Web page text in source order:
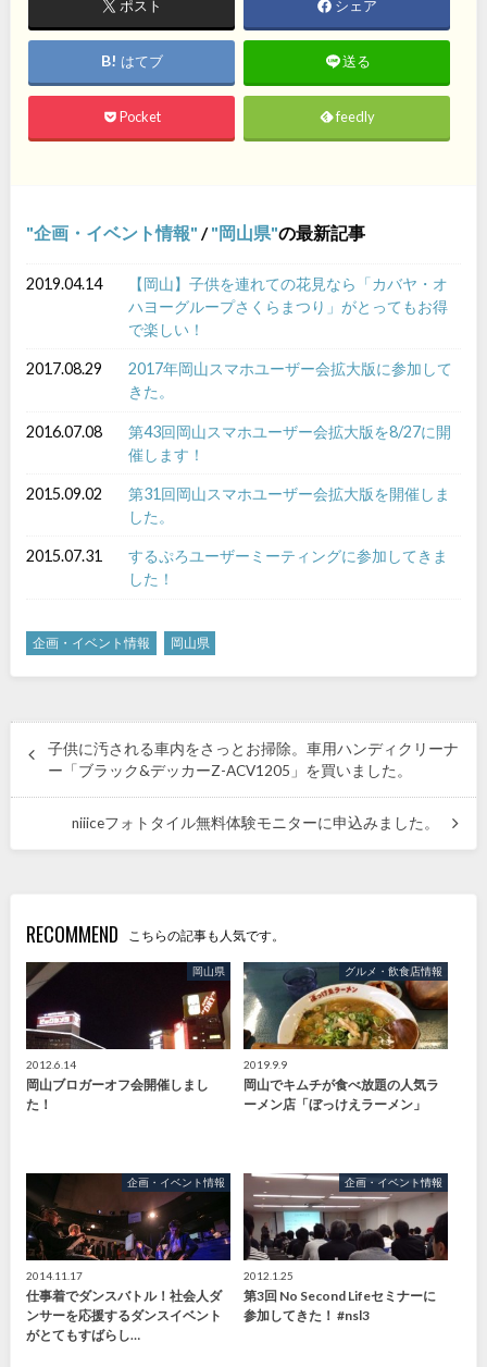
ポスト シェア
はてブ 送る
Pocket feedly
企画・イベント情報 / 岡山県 の最新記事
2019.04.14
【岡山】子供を連れての花見なら「カバヤ・オ
ハヨーグループさくらまつり」がとってもお得
で楽しい！
2017.08.29
2017年岡山スマホユーザー会拡大版に参加して
きた。
2016.07.08
第43回岡山スマホユーザー会拡大版を8/27に開
催します！
2015.09.02
第31回岡山スマホユーザー会拡大版を開催しま
した。
2015.07.31
するぷろユーザーミーティングに参加してきま
した！
企画・イベント情報 岡山県
子供に汚される車内をさっとお掃除。車用ハンディクリーナ
ー「ブラック&デッカーZ-ACV1205」を買いました。
niiiceフォトタイル無料体験モニターに申込みました。
RECOMMEND こちらの記事も人気です。
岡山県
2012.6.14
岡山ブロガーオフ会開催しまし
た！
グルメ・飲食店情報
2019.9.9
岡山でキムチが食べ放題の人気ラ
ーメン店「ぼっけえラーメン」
企画・イベント情報
2014.11.17
仕事着でダンスバトル！社会人ダ
ンサーを応援するダンスイベント
がとてもすばらし…
企画・イベント情報
2012.1.25
第3回 No Second Lifeセミナーに
参加してきた！ #nsl3